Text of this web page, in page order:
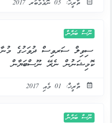
ތާރީޚް: 05 ނޮވެމްބަރ 2017
ނޫސް ބަޔާން
ސިވިލް ސަރވިސް ދުވަހުގެ
ކޮމިޝަނުން ނެރޭ ނޫސްބަޔާން
ތާރީޚް: 01 މެއި 2017
ނޫސް ބަޔާން